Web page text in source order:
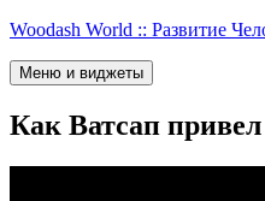
Перейти
содержимому
Woodash World :: Развитие
Меню и виджеты
Как Ватсап